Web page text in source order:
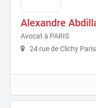
Alexandre
Avocat à PARIS
24 rue de Clichy